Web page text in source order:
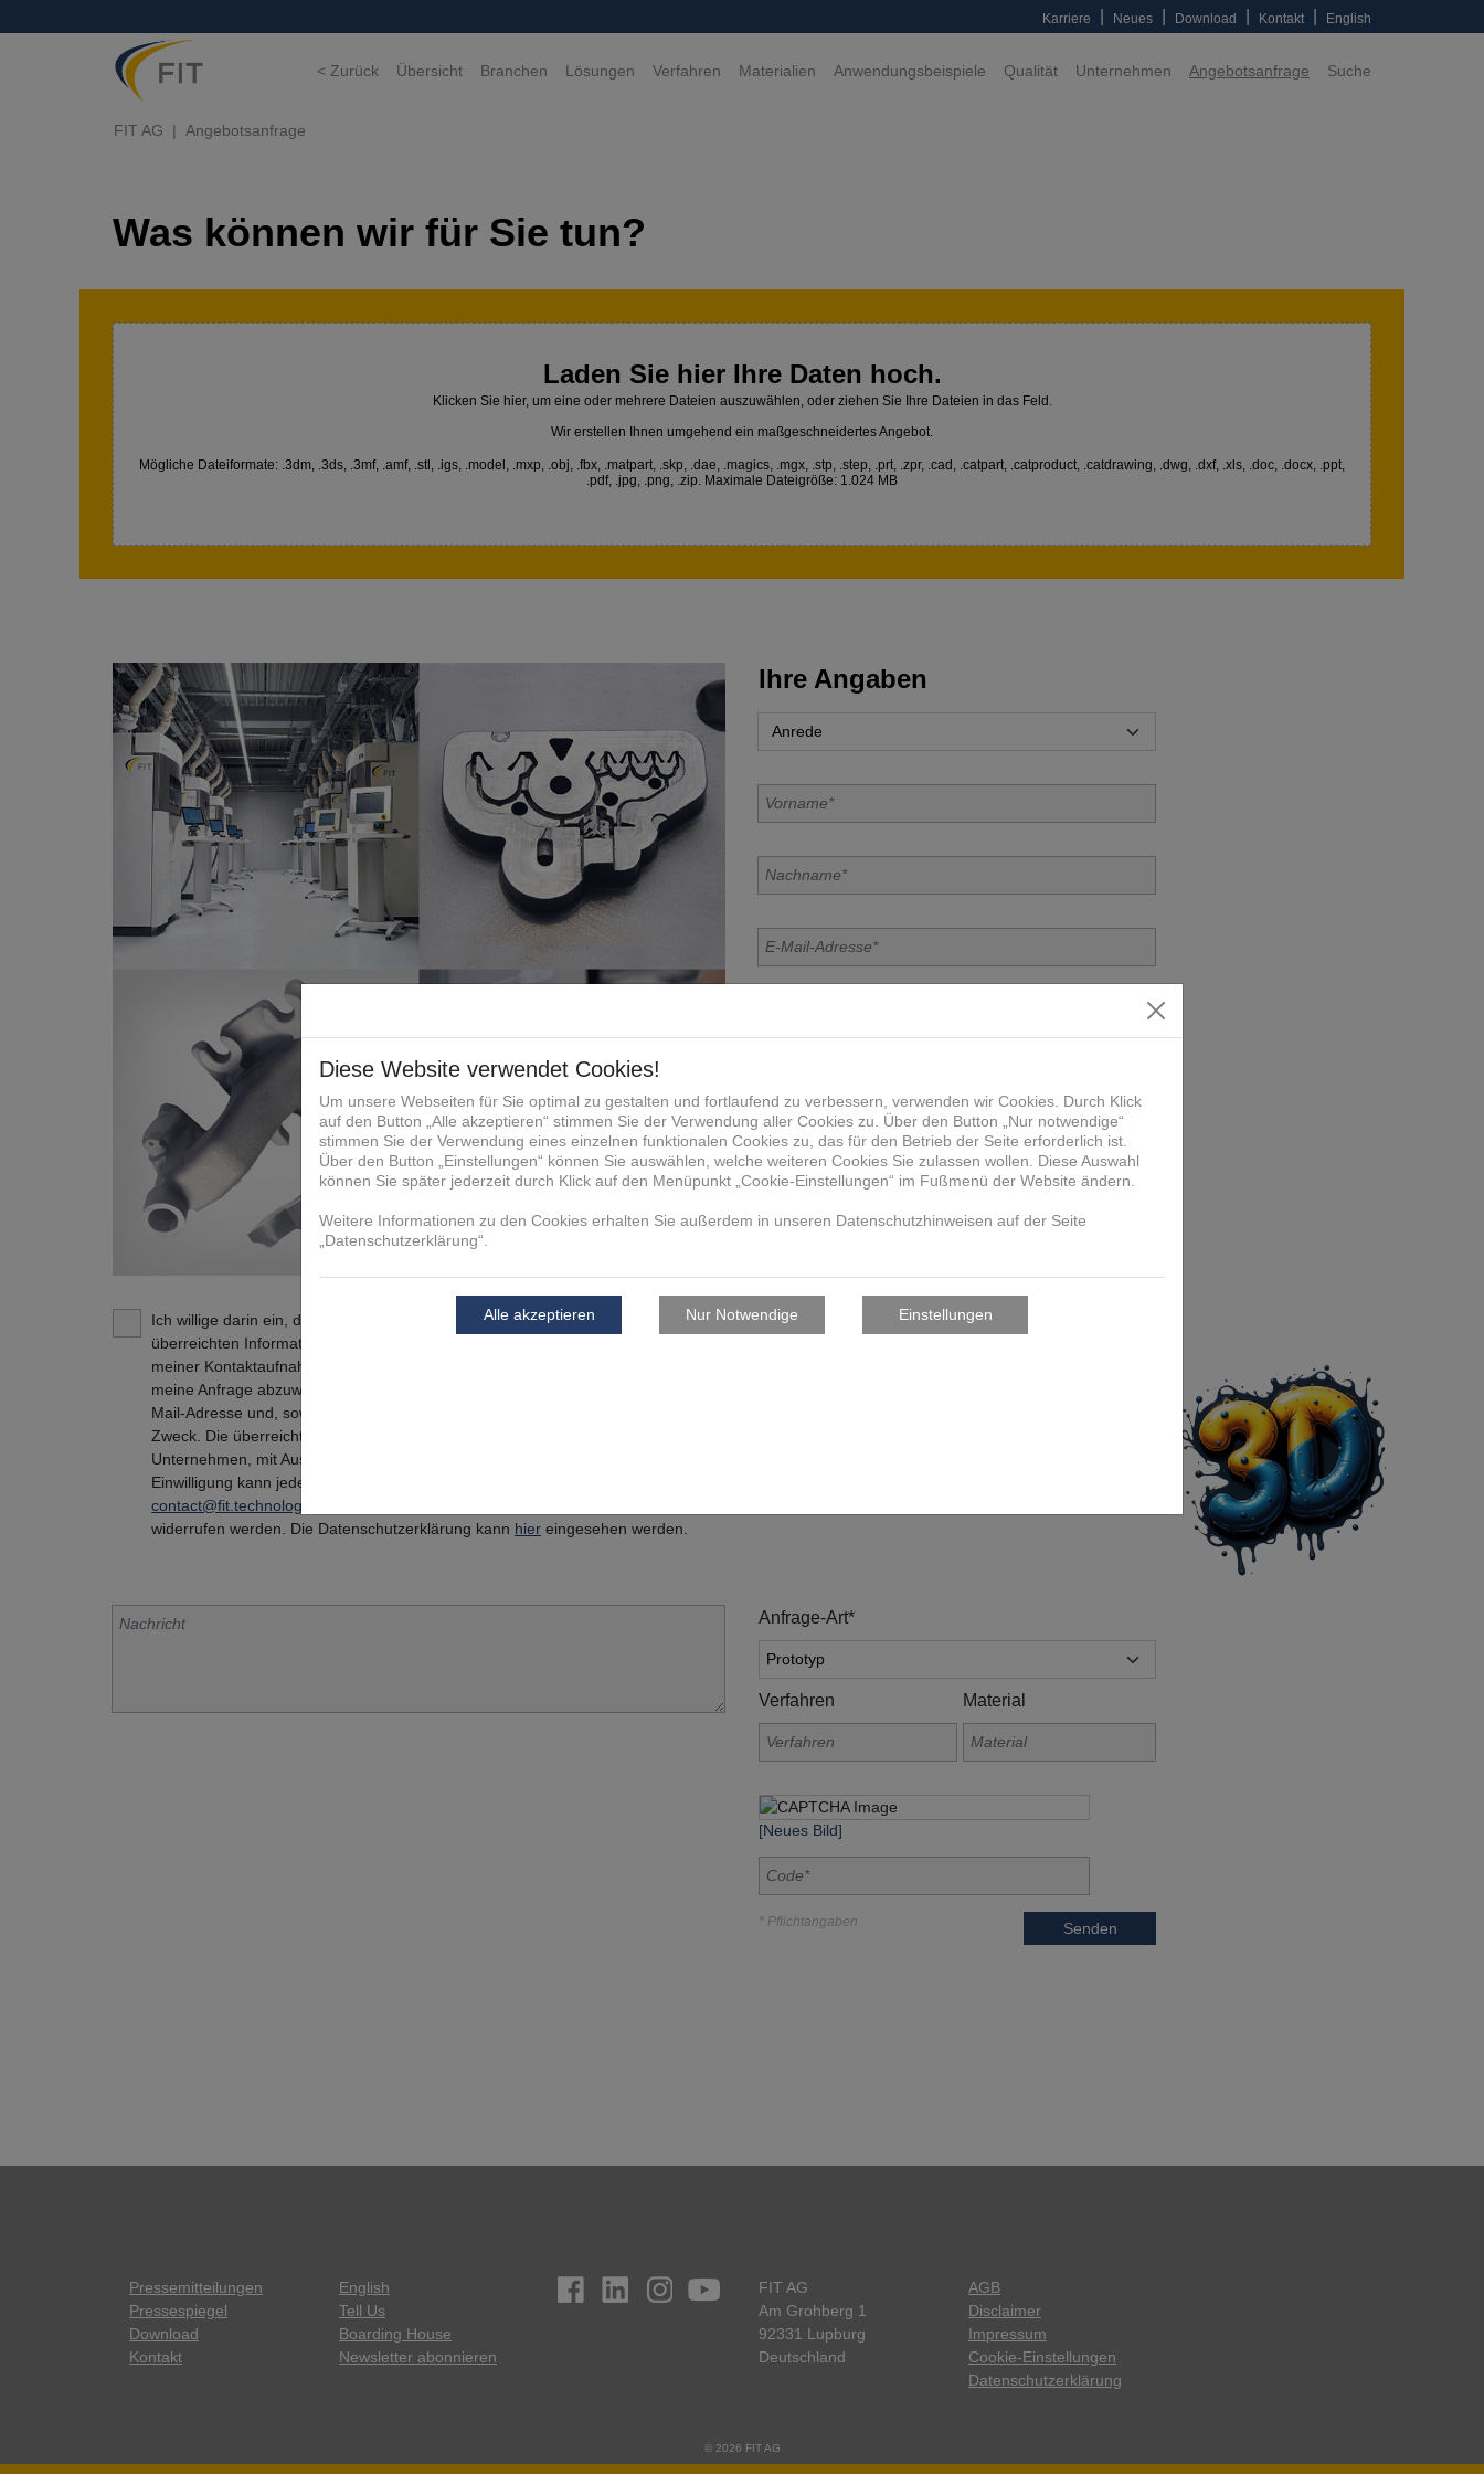
Karriere Neues Download Kontakt English
< Zurück Übersicht Branchen Lösungen Verfahren Materialien Anwendungsbeispiele Qualität Unternehmen Angebotsanfrage Suche
FIT AG Angebotsanfrage
Was können wir für Sie tun?
Laden Sie hier Ihre Daten hoch.
Klicken Sie hier, um eine oder mehrere Dateien auszuwählen, oder ziehen Sie Ihre Dateien in das Feld.
Wir erstellen Ihnen umgehend ein maßgeschneidertes Angebot.
Mögliche Dateiformate: .3dm, .3ds, .3mf, .amf, .stl, .igs, .model, .mxp, .obj, .fbx, .matpart, .skp, .dae, .magics, .mgx, .stp, .step, .prt, .zpr, .cad, .catpart, .catproduct, .catdrawing, .dwg, .dxf, .xls, .doc, .docx, .ppt,
.pdf, .jpg, .png, .zip. Maximale Dateigröße: 1.024 MB
Ich willige darin ein, dass die FIT Additive Manufacturing Group die von mir
überreichten Informationen und Kontaktdaten dazu verwendet, mit mir anlässlich
meiner Kontaktaufnahme in Verbindung zu treten, hierüber zu kommunizieren und
meine Anfrage abzuwickeln. Dies gilt insbesondere für die Verwendung der E-
Mail-Adresse und, soweit zutreffend, der Telefonnummer zum vorgenannten
Zweck. Die überreichten Informationen und Kontaktdaten werden nicht an andere
Unternehmen, mit Ausnahme der verbundenen Unternehmen, weitergegeben. Die
Einwilligung kann jederzeit mit Wirkung für die Zukunft per E-Mail an
contact@fit.technology
widerrufen werden. Die Datenschutzerklärung kann hier eingesehen werden.
Ihre Angaben
Anfrage-Art*
Verfahren Material
[Neues Bild]
* Pflichtangaben Senden
Pressemitteilungen
Pressespiegel
Download
Kontakt
English
Tell Us
Boarding House
Newsletter abonnieren
FIT AG
Am Grohberg 1
92331 Lupburg
Deutschland
AGB
Disclaimer
Impressum
Cookie-Einstellungen
Datenschutzerklärung
© 2026 FIT AG